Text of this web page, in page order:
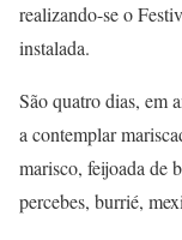
realizando-se o
instalada.
São quatro dias, em
a contemplar
marisco, feijoada de
percebes, burrié,